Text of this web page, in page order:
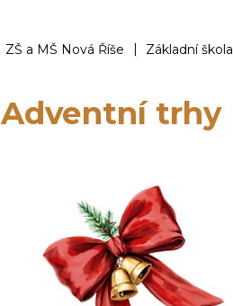
ZŠ a MŠ Nová Říše | Základní škola
Adventní trhy